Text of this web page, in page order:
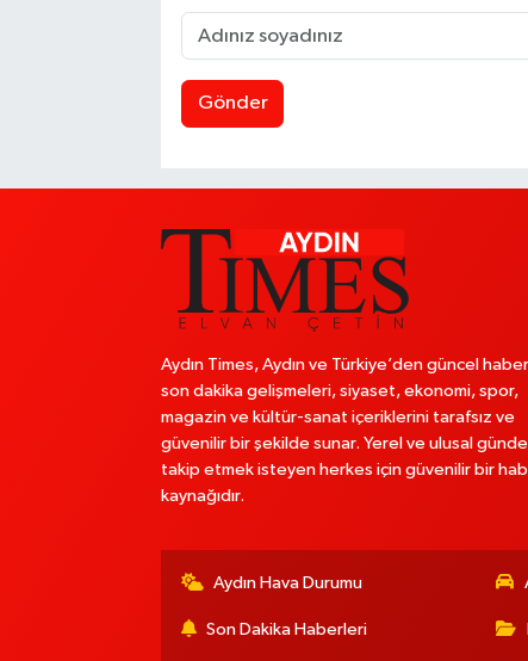
Gönder
Aydın Times, Aydın ve Türkiye’den güncel
son dakika gelişmeleri, siyaset, ekonomi, spor,
magazin ve kültür-sanat içeriklerini tarafsız ve
güvenilir bir şekilde sunar. Yerel ve ulusal
takip etmek isteyen herkes için güvenilir bir
kaynağıdır.
Aydın Hava Durumu
Son Dakika Haberleri